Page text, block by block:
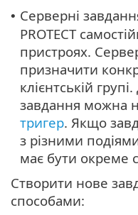
• Серверні
PROTECT
пристроях.
призначити
клієнтській
завдання можна
тригер. Якщо
з різними
має бути окреме
Створити нове
способами: